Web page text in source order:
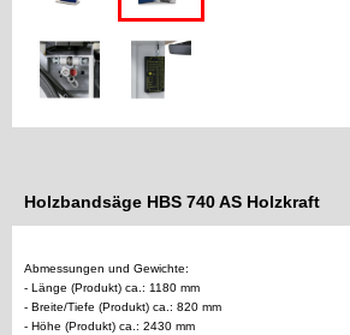
Holzbandsäge HBS 740 AS Holzkraft
Abmessungen und Gewichte:
- Länge (Produkt) ca.: 1180 mm
- Breite/Tiefe (Produkt) ca.: 820 mm
- Höhe (Produkt) ca.: 2430 mm